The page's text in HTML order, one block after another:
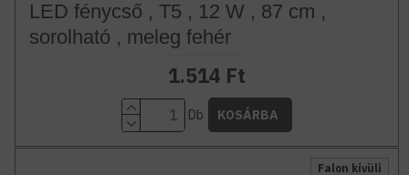
LED fénycső , T5 , 12 W , 87 cm ,
sorolható , meleg fehér
1.514 Ft
Db KOSÁRBA
Falon kívüli